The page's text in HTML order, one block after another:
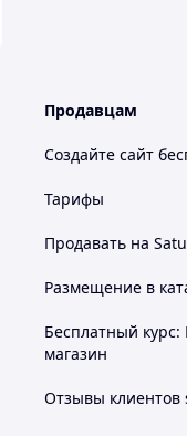
Продавцам
Создайте сайт
Тарифы
Продавать на Satu
Размещение в
Бесплатный курс:
магазин
Отзывы клиентов